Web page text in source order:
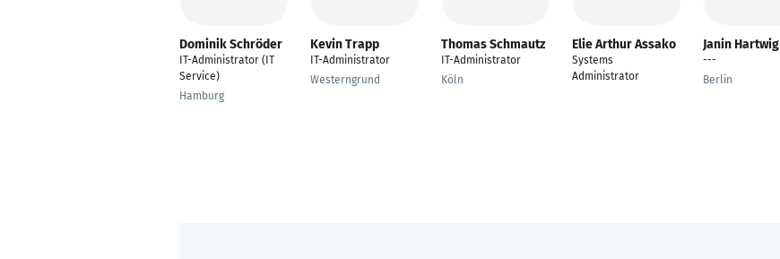
Dominik Schröder
IT-Administrator (IT
Service)
Hamburg
Kevin Trapp
IT-Administrator
Westerngrund
Thomas Schmautz
IT-Administrator
Köln
Elie Arthur Assako
Systems
Administrator
Janin Hartwig
---
Berlin